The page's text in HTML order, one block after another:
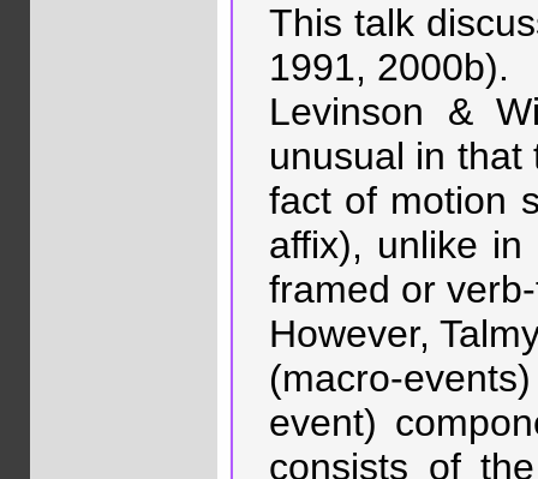
This talk
1991, 2000b).
Levinson &
unusual in that
fact of motion
affix), unlike in
framed or
However,
(macro-
event)
consists of